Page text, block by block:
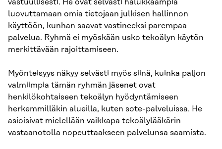
vastuullisesti. He ovat selvästi halukkaampia
luovuttamaan omia tietojaan julkisen hallinnon
käyttöön, kunhan saavat vastineeksi parempaa
palvelua. Ryhmä ei myöskään usko tekoälyn käytön
merkittävään rajoittamiseen.
Myönteisyys näkyy selvästi myös siinä, kuinka paljon
valmiimpia tämän ryhmän jäsenet ovat
henkilökohtaiseen tekoälyn hyödyntämiseen
herkemmilläkin alueilla, kuten sote-palveluissa. He
asioisivat mielellään vaikkapa tekoälylääkärin
vastaanotolla nopeuttaakseen palvelunsa saamista.